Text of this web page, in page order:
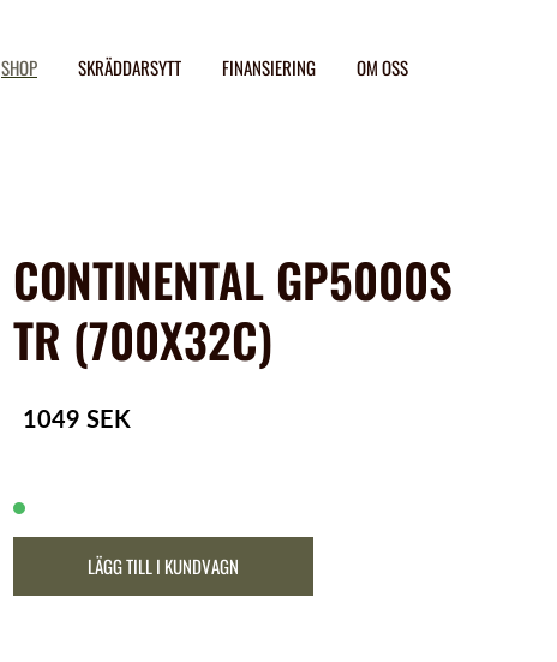
SHOP SKRÄDDARSYTT FINANSIERING OM OSS
CONTINENTAL GP5000S
TR (700X32C)
1049 SEK
LÄGG TILL I KUNDVAGN